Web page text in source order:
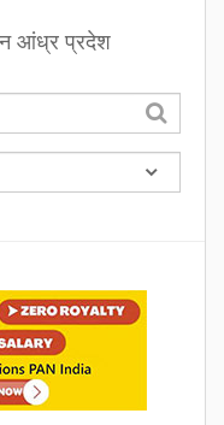
आंध्र प्रदेश